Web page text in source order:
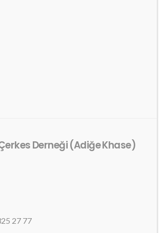
Derneği (Adiğe Khase)
27 77